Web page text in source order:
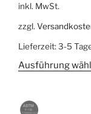
inkl. MwSt.
zzgl.
Lieferzeit: 3-5
Ausführung